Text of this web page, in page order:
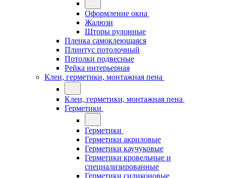
Оформление окна
Жалюзи
Шторы рулонные
Пленка самоклеющаяся
Плинтус потолочный
Потолки подвесные
Рейка интерьерная
Клеи, герметики, монтажная пена
Клеи, герметики, монтажная пена
Герметики
Герметики
Герметики акриловые
Герметики каучуковые
Герметики кровельные и
специализированные
Герметики силиконовые